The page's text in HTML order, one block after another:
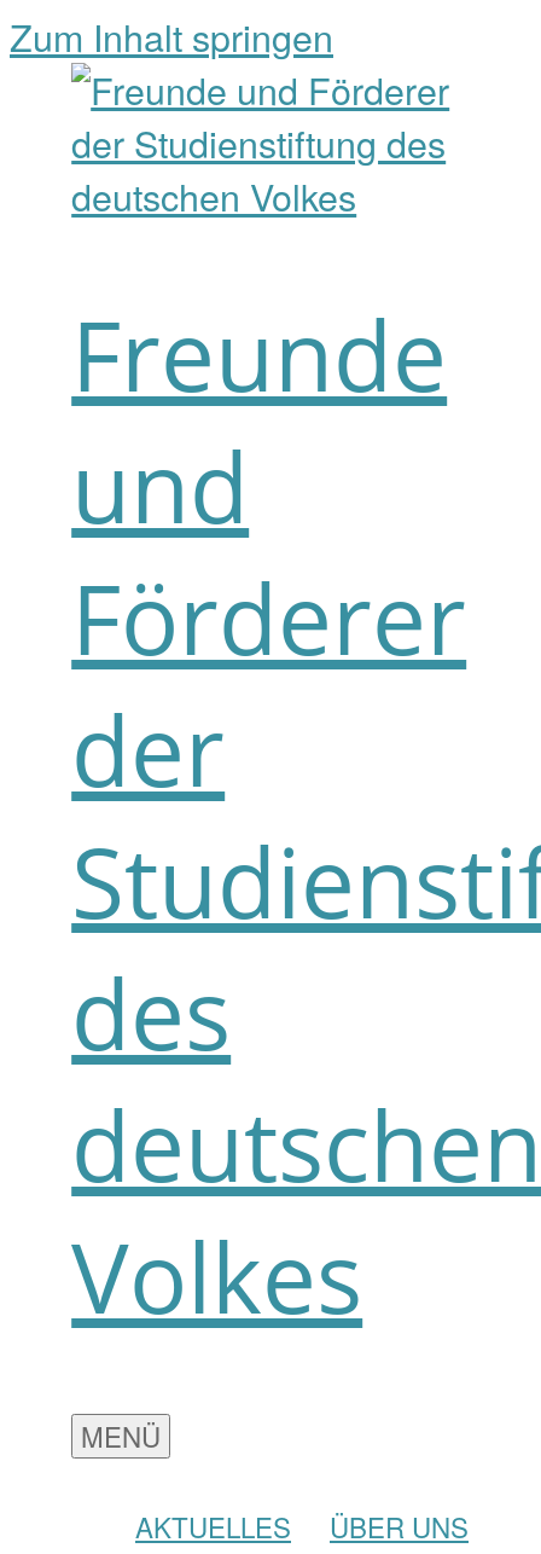
Zum Inhalt springen
Freunde
und
Förderer
der
des
Volkes
MENÜ
AKTUELLES
ÜBER UNS